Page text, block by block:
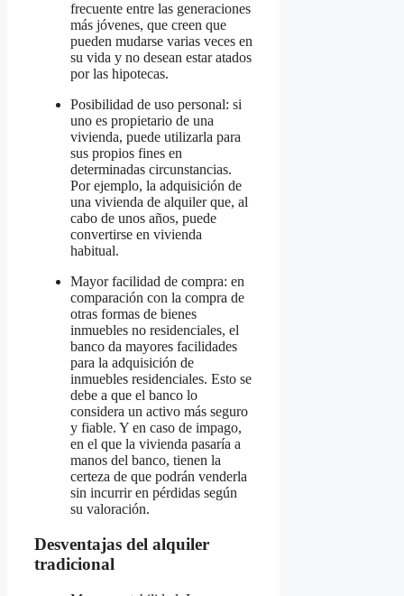
frecuente entre las generaciones
más jóvenes, que creen que
pueden mudarse varias veces en
su vida y no desean estar atados
por las hipotecas.
Posibilidad de uso personal: si
uno es propietario de una
vivienda, puede utilizarla para
sus propios fines en
determinadas circunstancias.
Por ejemplo, la adquisición de
una vivienda de alquiler que, al
cabo de unos años, puede
convertirse en vivienda
habitual.
Mayor facilidad de compra: en
comparación con la compra de
otras formas de bienes
inmuebles no residenciales, el
banco da mayores facilidades
para la adquisición de
inmuebles residenciales. Esto se
debe a que el banco lo
considera un activo más seguro
y fiable. Y en caso de impago,
en el que la vivienda pasaría a
manos del banco, tienen la
certeza de que podrán venderla
sin incurrir en pérdidas según
su valoración.
Desventajas del alquiler
tradicional